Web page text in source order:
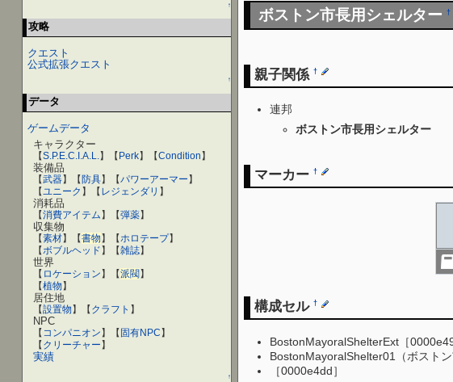
ボストン市長用シェルター†
親子関係†
連邦
ボストン市長用シェルター
マーカー†
構成セル†
BostonMayoralShelterExt［
BostonMayoralShelter01（ボスト
［0000e4dd］
↑
攻略
クエスト
公式拡張クエスト
↑
データ
ゲームデータ
キャラクター
【S.P.E.C.I.A.L.】【 Perk】【Condition 】
装備品
【武器】【 防具】【パワーアーマー 】
【ユニーク 】【 レジェンダリ 】
消耗品
【消費アイテム 】【弾薬】
収集物
【素材】【書物 】【ホロテープ】
【ボブルヘッド 】【雑誌】
世界
【 ロケーション 】【派閥 】
【植物 】
居住地
【設置物 】【 クラフト 】
NPC
【 コンパニオン 】【 固有NPC 】
【 クリーチャー 】
実績
↑